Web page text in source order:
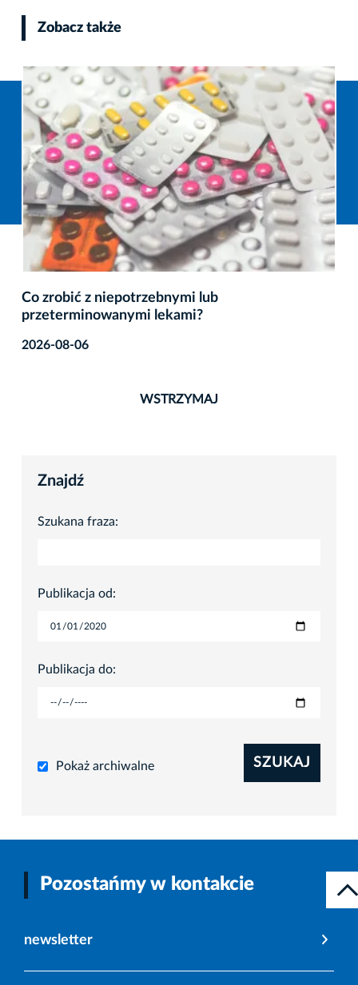
Zobacz także
Co zrobić z niepotrzebnymi lub
przeterminowanymi lekami?
2026-08-06
WSTRZYMAJ
Znajdź
Szukana fraza:
Publikacja od:
Publikacja do:
Pokaż archiwalne SZUKAJ
Pozostańmy w kontakcie
newsletter